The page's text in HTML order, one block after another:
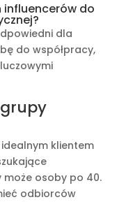
do
dla
do współpracy,
klientem
może osoby po 40.
odbiorców